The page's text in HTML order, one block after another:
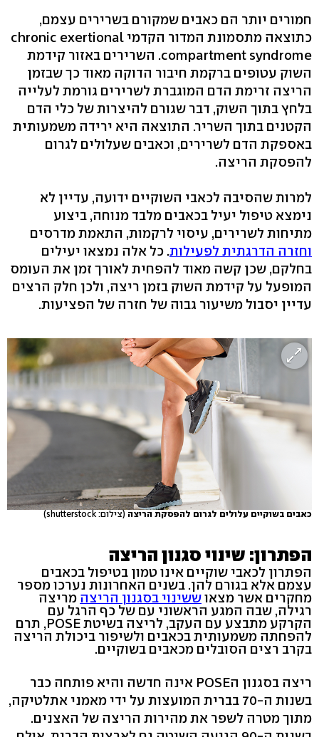
חמורים יותר הם כאבים שמקורם בשרירים עצמם,
כתוצאה מתסמונת המדור הקדמי chronic exertional
compartment syndrome. השרירים באזור קידמת
השוק עטופים ברקמת חיבור הדוקה מאוד כך שבזמן
הריצה זרימת הדם המוגברת לשרירים גורמת לעלייה
בלחץ בתוך השוק, דבר שגורם להיצרות של כלי הדם
הקטנים בתוך השריר. התוצאה היא ירידה משמעותית
באספקת הדם לשרירים, וכאבים שעלולים לגרום
להפסקת הריצה.
למרות שהסיבה לכאבי השוקיים ידועה, עדיין לא
נימצא טיפול יעיל בכאבים מלבד מנוחה, ביצוע
מתיחות לשרירים, עיסוי לרקמות, התאמת מדרסים
וחזרה הדרגתית לפעילות. כל אלה נמצאו יעילים
בחלקם, שכן קשה מאוד להפחית לאורך זמן את העומס
המופעל על קידמת השוק בזמן ריצה, ולכן חלק הרצים
עדיין יסבול משיעור גבוה של חזרה של הפציעות.
כאבים בשוקיים עלולים לגרום להפסקת הריצה (צילום: shutterstock)
הפתרון: שינוי סגנון הריצה
הפתרון לכאבי שוקיים אינו טמון בטיפול בכאבים
עצמם אלא בגורם להן. בשנים האחרונות נערכו מספר
מחקרים אשר מצאוששינוי בסגנון הריצה מריצה
רגילה, שבה המגע הראשוני עם של כף הרגל עם
הקרקע מתבצע עם העקב, לריצה בשיטת POSE, תרם
להפחתה משמעותית בכאבים ולשיפור ביכולת הריצה
בקרב רצים הסובלים מכאבים בשוקיים.
ריצה בסגנון הPOSE אינה חדשה והיא פותחה כבר
בשנות ה-70 בברית המועצות על ידי מאמני אתלטיקה,
מתוך מטרה לשפר את מהירות הריצה של האצנים.